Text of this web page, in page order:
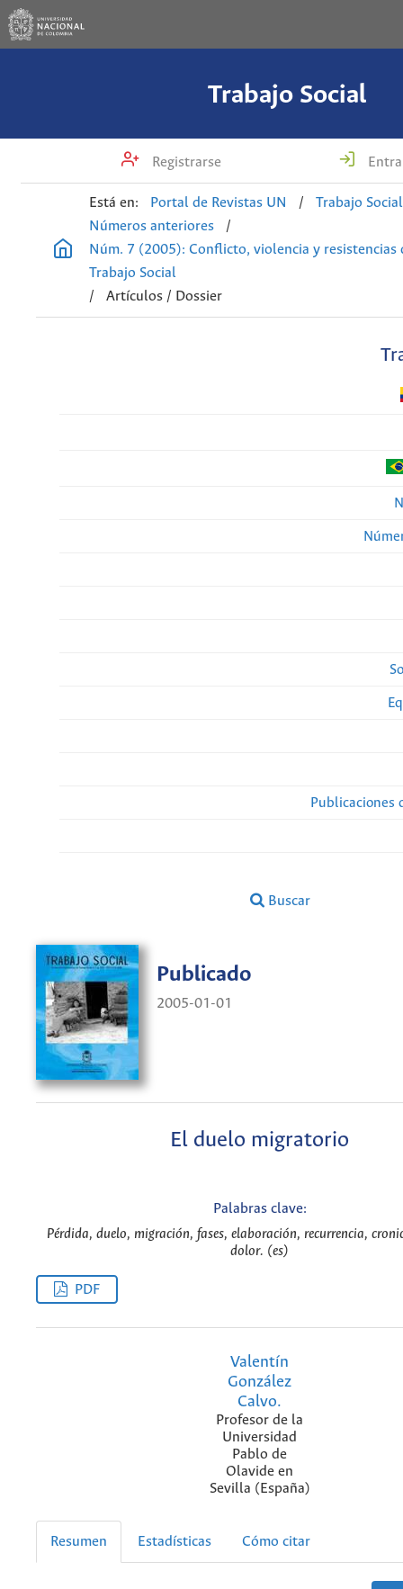
Trabajo Social
Registrarse
Está en: Portal de Revistas UN /
Trabajo Social
Números anteriores
/
Núm. 7 (2005): Conflicto, violencia y resistencias
Trabajo Social
/
Artículos / Dossier
Publicaciones
Buscar
Publicado
2005-01-01
El duelo migratorio
Palabras clave:
Pérdida, duelo, migración, fases, elaboración, recurrencia,
dolor. (es)
PDF
Valentín
González
Calvo.
Profesor de la
Universidad
Pablo de
Olavide en
Sevilla (España)
Resumen Estadísticas Cómo citar